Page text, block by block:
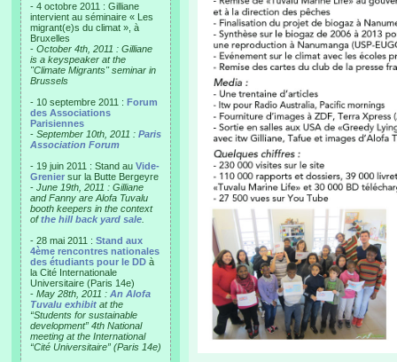
- 4 octobre 2011 : Gilliane
intervient au séminaire « Les
migrant(e)s du climat », à
Bruxelles
- October 4th, 2011 : Gilliane
is a keyspeaker at the
"Climate Migrants" seminar in
Brussels
- 10 septembre 2011 : Forum
des Associations
Parisiennes
- September 10th, 2011 : Paris
Association Forum
- 19 juin 2011 : Stand au Vide-
Grenier sur la Butte Bergeyre
- June 19th, 2011 : Gilliane
and Fanny are Alofa Tuvalu
booth keepers in the context
ofthe hill back yard sale
- 28 mai 2011 : Stand aux
4ème rencontres nationales
des étudiants pour le DD à
la Cité Internationale
Universitaire (Paris 14e)
- May 28th, 2011 : An Alofa
Tuvalu exhibit at the
“Students for sustainable
development” 4th National
meeting at the International
“Cité Universitaire” (Paris 14e)